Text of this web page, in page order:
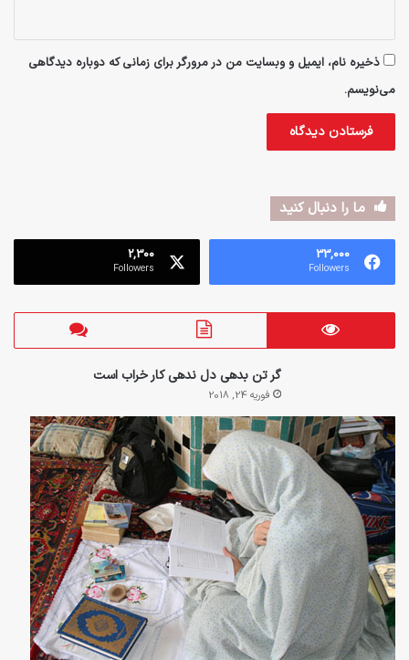
ذخیره نام، ایمیل و وبسایت من در مرورگر برای زمانی که دوباره دیدگاهی
می‌نویسم.
ما را دنبال کنید
33,000
Followers
2,300
Followers
گر تن بدهی دل ندهی کار خراب است
فوریه 24, 2018